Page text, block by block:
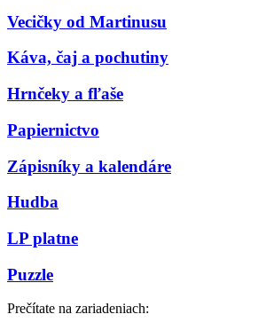
Vecičky od Martinusu
Káva, čaj a pochutiny
Hrnčeky a fľaše
Papiernictvo
Zápisníky a kalendáre
Hudba
LP platne
Puzzle
Prečítate na zariadeniach: